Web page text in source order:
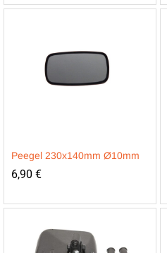
Peegel 230x140mm Ø10mm
6,90 €